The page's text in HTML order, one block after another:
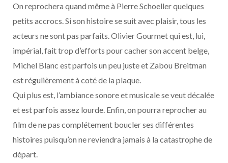
On reprochera quand même à Pierre Schoeller quelques
petits accrocs. Si son histoire se suit avec plaisir, tous les
acteurs ne sont pas parfaits. Olivier Gourmet qui est, lui,
impérial, fait trop d’efforts pour cacher son accent belge,
Michel Blanc est parfois un peu juste et Zabou Breitman
est régulièrement à coté de la plaque.
Qui plus est, l’ambiance sonore et musicale se veut décalée
et est parfois assez lourde. Enfin, on pourra reprocher au
film de ne pas complétement boucler ses différentes
histoires puisqu’on ne reviendra jamais à la catastrophe de
départ.